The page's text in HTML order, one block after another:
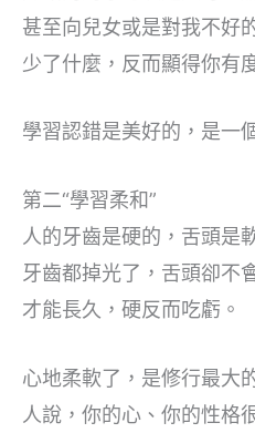
甚至向兒女或是對我不好
少了什麼，反而顯得你有
學習認錯是美好的，是一
第二“學習柔和”
人的牙齒是硬的，舌頭是
牙齒都掉光了，舌頭卻不
才能長久，硬反而吃虧。
心地柔軟了，是修行最大
人說，你的心、你的性格